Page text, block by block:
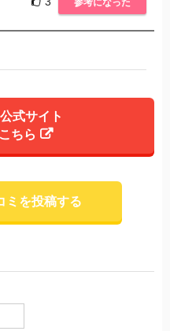
式サイト
ちら
ミを投稿する